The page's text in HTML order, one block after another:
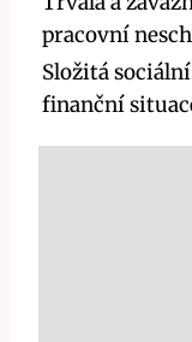
pracovní
Složitá
finanční